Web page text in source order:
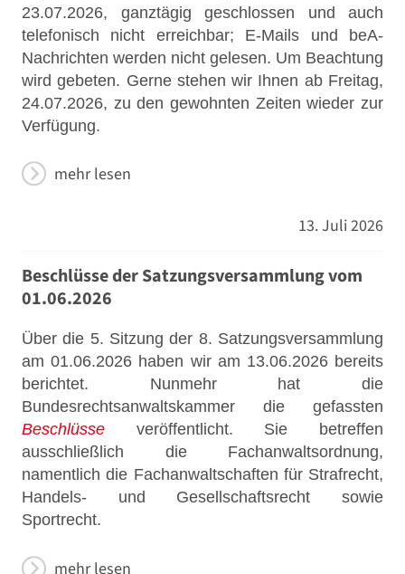
23.07.2026, ganztägig geschlossen und auch
telefonisch nicht erreichbar; E-Mails und beA-
Nachrichten werden nicht gelesen. Um Beachtung
wird gebeten. Gerne stehen wir Ihnen ab Freitag,
24.07.2026, zu den gewohnten Zeiten wieder zur
Verfügung.
mehr lesen
13. Juli 2026
Beschlüsse der Satzungsversammlung vom
01.06.2026
Über die 5. Sitzung der 8. Satzungsversammlung
am 01.06.2026 haben wir am 13.06.2026 bereits
berichtet. Nunmehr hat die
Bundesrechtsanwaltskammer die gefassten
Beschlüsse veröffentlicht. Sie betreffen
ausschließlich die Fachanwaltsordnung,
namentlich die Fachanwaltschaften für Strafrecht,
Handels- und Gesellschaftsrecht sowie
Sportrecht.
mehr lesen